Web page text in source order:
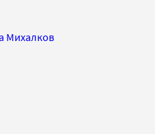
Михалков